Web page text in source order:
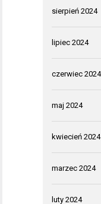
sierpień 2024
lipiec 2024
czerwiec 2024
maj 2024
kwiecień 2024
marzec 2024
luty 2024